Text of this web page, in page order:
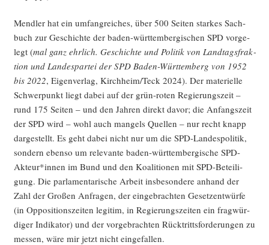
Mend­ler hat ein umfang­rei­ches, über 500 Sei­ten star­kes Sach­
buch zur Geschich­te der baden-würt­tem­ber­gi­schen SPD vor­ge­
legt (mal ganz ehr­lich. Geschich­te und Poli­tik von Land­tags­frak­
ti­on und Lan­des­par­tei der SPD Baden-Würt­tem­berg von 1952
bis 2022, Eigen­ver­lag, Kirchheim/Teck 2024). Der mate­ri­el­le
Schwer­punkt liegt dabei auf der grün-roten Regie­rungs­zeit –
rund 175 Sei­ten – und den Jah­ren direkt davor; die Anfangs­zeit
der SPD wird – wohl auch man­gels Quel­len – nur recht knapp
dar­ge­stellt. Es geht dabei nicht nur um die SPD-Lan­des­po­li­tik,
son­dern eben­so um rele­van­te baden-würt­tem­ber­gi­sche SPD-
Akteur*innen im Bund und den Koali­tio­nen mit SPD-Betei­li­
gung. Die par­la­men­ta­ri­sche Arbeit ins­be­son­de­re anhand der
Zahl der Gro­ßen Anfra­gen, der ein­ge­brach­ten Gesetz­ent­wür­fe
(in Oppo­si­ti­ons­zei­ten legi­tim, in Regie­rungs­zei­ten ein frag­wür­
di­ger Indi­ka­tor) und der vor­ge­brach­ten Rück­tritts­for­de­run­gen zu
mes­sen, wäre mir jetzt nicht eingefallen.